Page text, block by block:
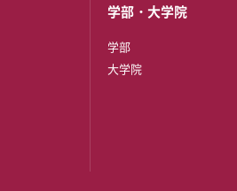
学部・大学院
学部
大学院